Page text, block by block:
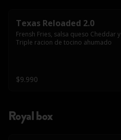
Texas Reloaded 2.0
Frensh Fries, salsa queso Cheddar y
Triple racion de tocino ahumado
$9.990
Royal box